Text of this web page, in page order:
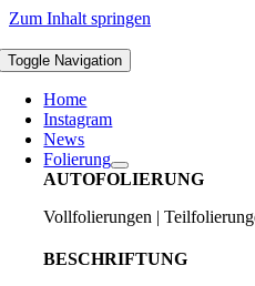
Zum Inhalt springen
Toggle Navigation
Home
Instagram
News
Folierung
AUTOFOLIERUNG
Vollfolierungen |
BESCHRIFTUNG